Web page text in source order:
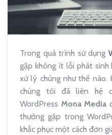
Trong quá trình sử dụng
gặp không ít lỗi phát sinh
xử lý chúng như thế nào.
chúng tôi đã liên hệ
WordPress Mona Media
thường gặp trong
khắc phục một cách đơn